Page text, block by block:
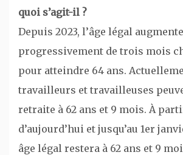
quoi s’agit-il ?
Depuis 2023, l’âge légal augmente
progressivement de trois mois
pour atteindre 64 ans.
travailleurs et travailleuses
retraite à 62 ans et 9 mois. À
d’aujourd’hui et jusqu’au 1er
âge légal restera à 62 ans et 9